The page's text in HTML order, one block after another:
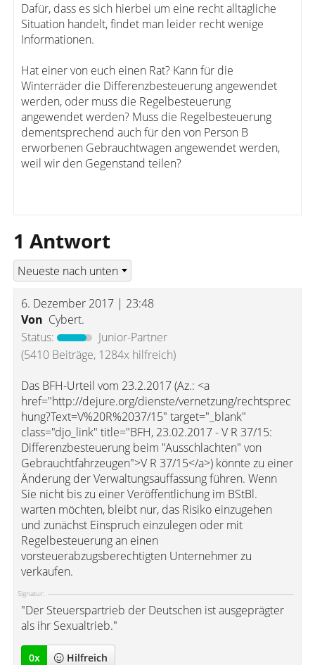
Dafür, dass es sich hierbei um eine recht alltägliche
Situation handelt, findet man leider recht wenige
Informationen.
Hat einer von euch einen Rat? Kann für die
Winterräder die Differenzbesteuerung angewendet
werden, oder muss die Regelbesteuerung
angewendet werden? Muss die Regelbesteuerung
dementsprechend auch für den von Person B
erworbenen Gebrauchtwagen angewendet werden,
weil wir den Gegenstand teilen?
1 Antwort
6. Dezember 2017 | 23:48
Von Cybert.
Status:
Junior-Partner
(5410 Beiträge, 1284x hilfreich)
Das BFH-Urteil vom 23.2.2017 (Az.: <a
href="http://dejure.org/dienste/vernetzung/rechtsprec
hung?Text=V%20R%2037/15" target="_blank"
class="djo_link" title="BFH, 23.02.2017 - V R 37/15:
Differenzbesteuerung beim "Ausschlachten" von
Gebrauchtfahrzeugen">V R 37/15</a>) könnte zu einer
Änderung der Verwaltungsauffassung führen. Wenn
Sie nicht bis zu einer Veröffentlichung im BStBl.
warten möchten, bleibt nur, das Risiko einzugehen
und zunächst Einspruch einzulegen oder mit
Regelbesteuerung an einen
vorsteuerabzugsberechtigten Unternehmer zu
verkaufen.
Signatur:
"Der Steuerspartrieb der Deutschen ist ausgeprägter
als ihr Sexualtrieb."
0x Hilfreich